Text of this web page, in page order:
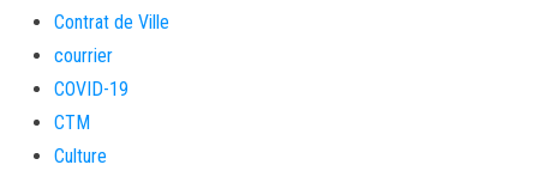
Contrat de Ville
courrier
COVID-19
CTM
Culture